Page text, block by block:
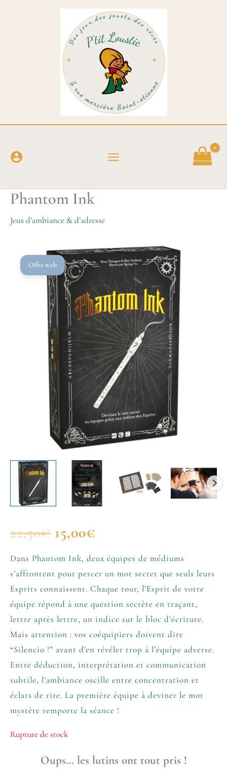
Phantom Ink
Jeux d’ambiance & d’adresse
Offre web
22,50€
Le
prix
initial
était :
22,50€.
15,00€
Le
prix
actuel
est :
15,00€.
Dans Phantom Ink, deux équipes de médiums
s’affrontent pour percer un mot secret que seuls leurs
Esprits connaissent. Chaque tour, l’Esprit de votre
équipe répond à une question secrète en traçant,
lettre après lettre, un indice sur le bloc d’écriture.
Mais attention : vos coéquipiers doivent dire
“Silencio !” avant d’en révéler trop à l’équipe adverse.
Entre déduction, interprétation et communication
subtile, l’ambiance oscille entre concentration et
éclats de rire. La première équipe à deviner le mot
mystère remporte la séance !
Rupture de stock
Oups… les lutins ont tout pris !